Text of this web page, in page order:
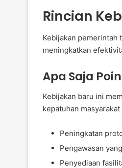
Rincian
Kebijakan pemerintah
meningkatkan
Apa Saja
Kebijakan baru ini
kepatuhan
Peningkatan
Pengawasan
Penyediaan